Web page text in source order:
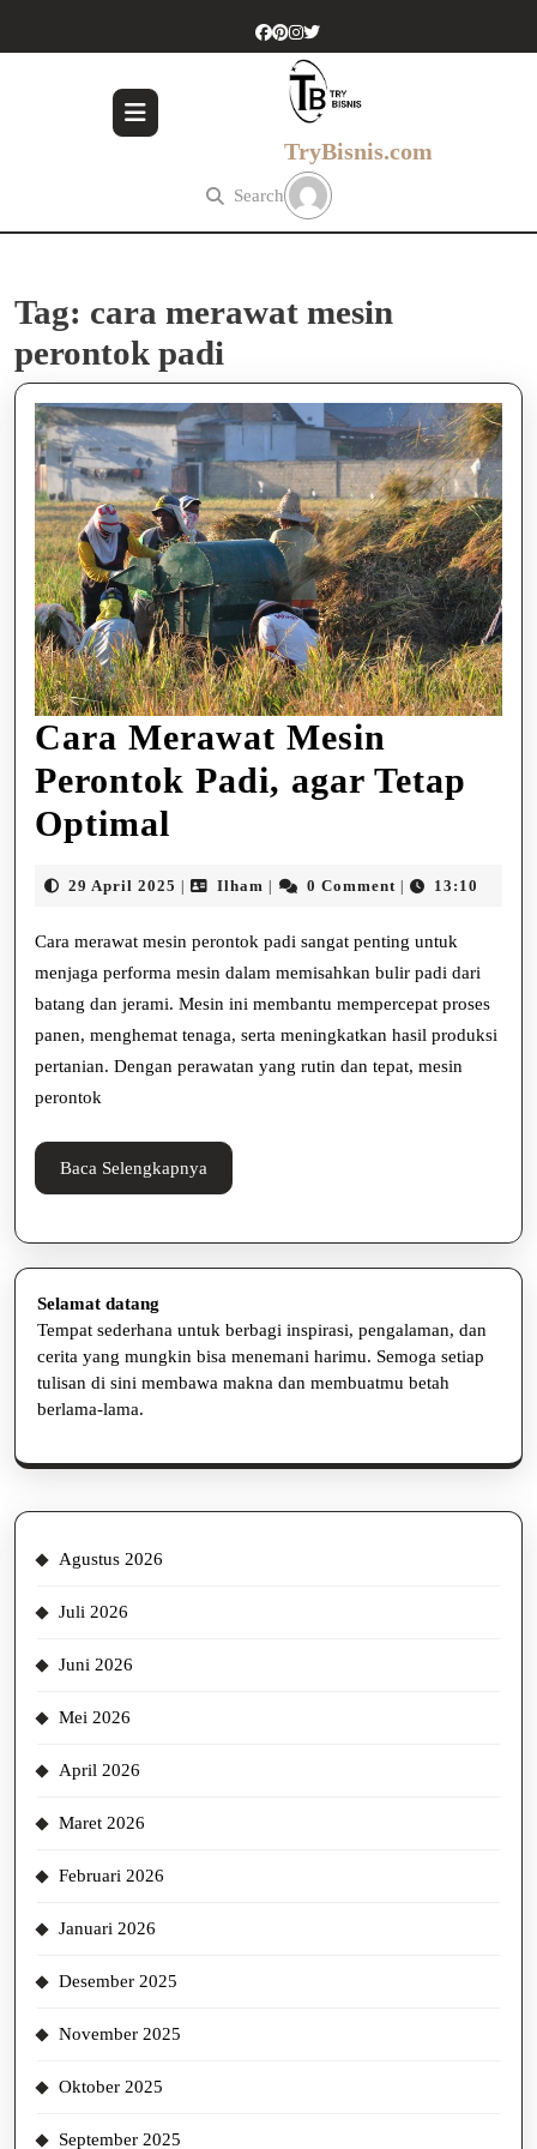
TryBisnis.com
Search
Tag: cara merawat mesin
perontok padi
Cara Merawat Mesin
Perontok Padi, agar Tetap
Optimal
Mesin
Perontok
Padi,
agar
Tetap
29 April 2025 29
Ilham Ilham0 Comment 13:10
Cara merawat mesin perontok padi sangat penting untuk
menjaga performa mesin dalam memisahkan bulir padi dari
batang dan jerami. Mesin ini membantu mempercepat proses
panen, menghemat tenaga, serta meningkatkan hasil produksi
pertanian. Dengan perawatan yang rutin dan tepat, mesin
perontok
Baca Selengkapnya
Selengkapnya
Selamat datang
Tempat sederhana untuk berbagi inspirasi, pengalaman, dan
cerita yang mungkin bisa menemani harimu. Semoga setiap
tulisan di sini membawa makna dan membuatmu betah
berlama-lama.
Agustus 2026
Juli 2026
Juni 2026
Mei 2026
April 2026
Maret 2026
Februari 2026
Januari 2026
Desember 2025
November 2025
Oktober 2025
September 2025